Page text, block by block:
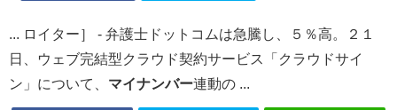
... ロイター］ - 弁護士ドットコムは急騰し、５％高。２１
日、ウェブ完結型クラウド契約サービス「クラウドサイ
ン」について、 マイナンバー連動の ...